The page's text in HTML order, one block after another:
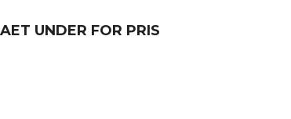
UNDER FOR PRIS